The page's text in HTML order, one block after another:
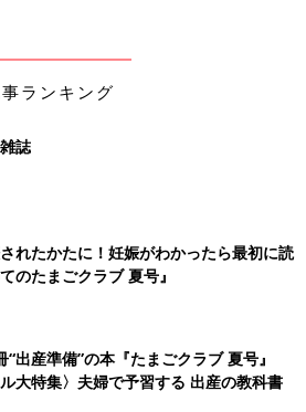
る 陣痛で寝れないので早く生まれる
過ごす余裕あり
、いきみたい感覚も増してるのに子宮
見えなくてメンタル大崩壊、無痛にし
い！無痛に変える！とりあえず先生と
」と訴えるが普通にスルーされる
ランキング
誌
れたかたに！妊娠がわかったら最初に読
のたまごクラブ 夏号』
“出産準備”の本『たまごクラブ 夏号』
ル大特集〉夫婦で予習する 出産の教科書